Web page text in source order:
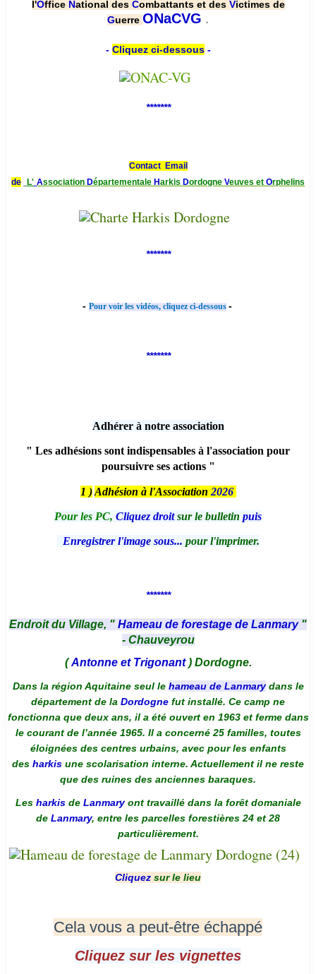
l'Office National des Combattants et des Victimes de
Guerre ONaCVG .
- Cliquez ci-dessous-
*******
Contact Email
de
L' Association Départementale Harkis Dordogne Veuves et Orphelins
*******
- Pour voir les vidéos, cliquez ci-dessous -
*******
Adhérer à notre association
" Les adhésions sont indispensables à l'association pour
poursuivre ses actions "
1 ) Adhésion à l'Association 2026
Pour les PC, Cliquez droitsur le bulletin puis
Enregistrer l'image sous... pour l'imprimer.
*******
Endroit du Village, " Hameau de forestage de Lanmary "
- Chauveyrou
(Antonne et Trigonant) Dordogne.
Dans la région Aquitaine seul le hameau de Lanmarydans le
département de la Dordogne fut installé. Ce camp ne
fonctionna que deux ans, il a été ouvert en 1963 et ferme dans
le courant de l’année 1965. Il a concerné 25 familles, toutes
éloignées des centres urbains, avec pour les enfants
des harkis une scolarisation interne. Actuellement il ne reste
que des ruines des anciennes baraques.
Les harkis de Lanmaryont travaillé dans la forêt domaniale
de Lanmary, entre les parcelles forestières 24 et 28
particulièrement.
Cliquez sur le lieu
Cela vous a peut-être échappé
Cliquez sur les vignettes